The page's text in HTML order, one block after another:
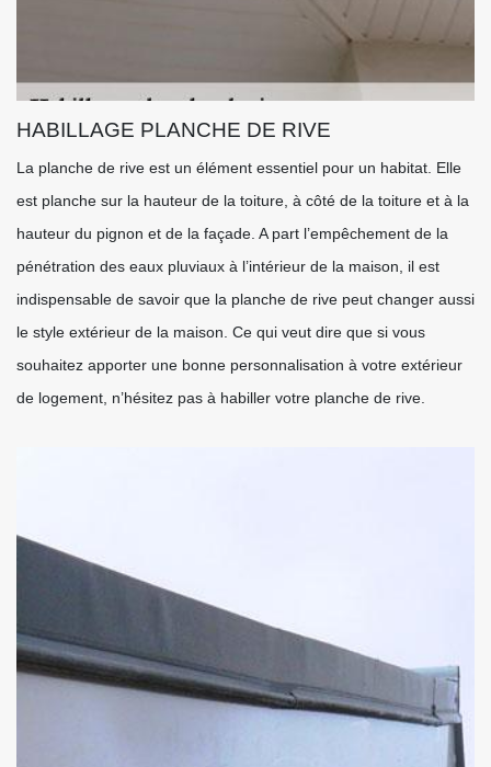
HABILLAGE PLANCHE DE RIVE
La planche de rive est un élément essentiel pour un habitat. Elle
est planche sur la hauteur de la toiture, à côté de la toiture et à la
hauteur du pignon et de la façade. A part l’empêchement de la
pénétration des eaux pluviaux à l’intérieur de la maison, il est
indispensable de savoir que la planche de rive peut changer aussi
le style extérieur de la maison. Ce qui veut dire que si vous
souhaitez apporter une bonne personnalisation à votre extérieur
de logement, n’hésitez pas à habiller votre planche de rive.